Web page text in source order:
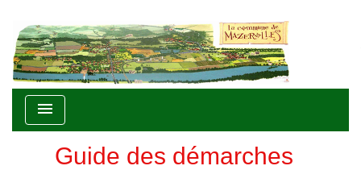
menu
Guide des démarches